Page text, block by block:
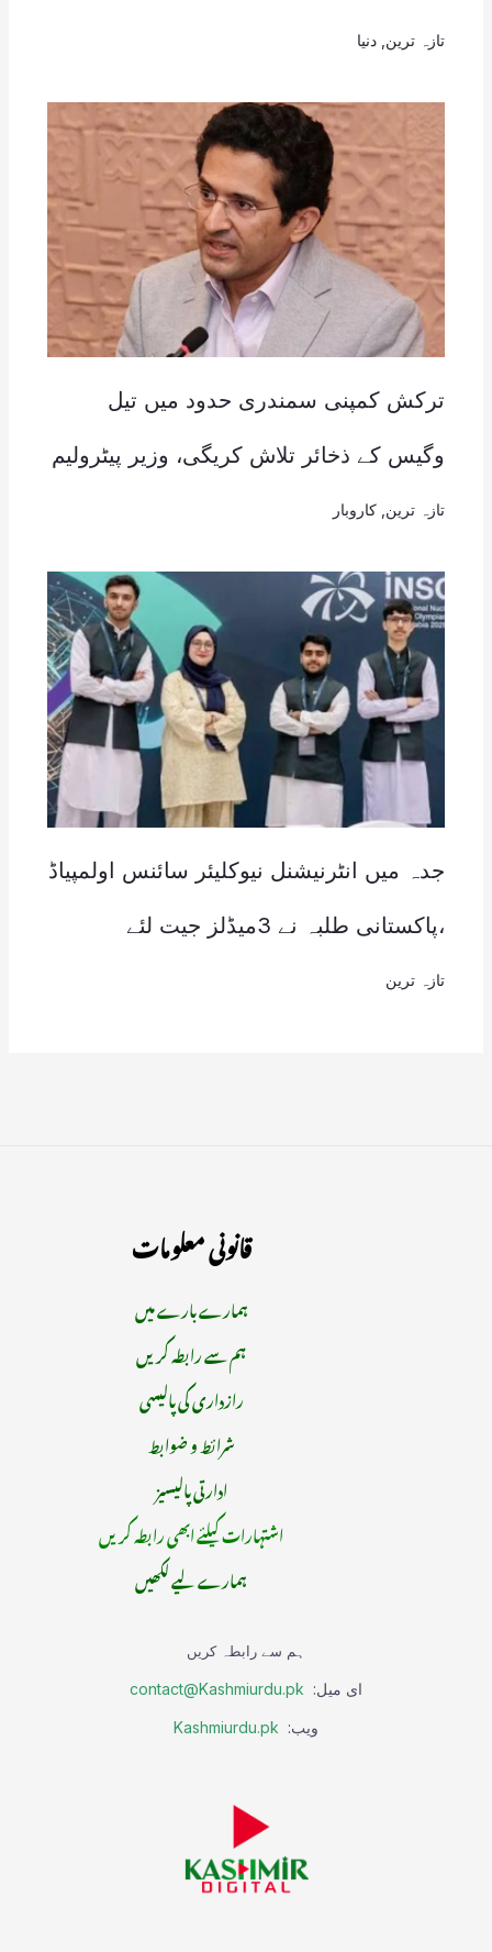
تازہ ترین دنیا
ترکش کمپنی سمندری حدود میں تیل
وگیس کے ذخائر تلاش کریگی، وزیر پیٹرولیم
تازہ ترین کاروبار
جدہ میں انٹرنیشنل نیوکلیئر سائنس اولمپیاڈ
،پاکستانی طلبہ نے 3میڈلز جیت لئے
تازہ ترین
قانونی معلومات
ہمارے بارے میں
ہم سے رابطہ کریں
رازداری کی پالیسی
شرائط و ضوابط
ادارتی پالیسیز
اشتہارات کیلئے ابھی رابطہ کریں
ہمارے لیے لکھیں
ہم سے رابطہ کریں
ای میل: contact@Kashmiurdu.pk
ویب: Kashmiurdu.pk